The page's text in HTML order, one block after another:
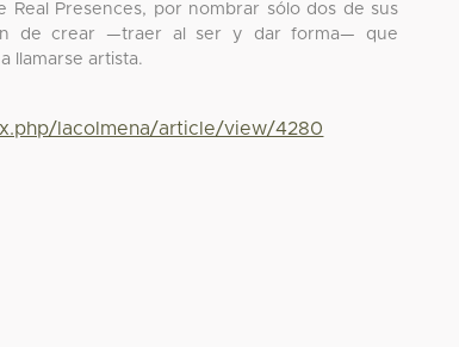
Real Presences, por nombrar sólo dos de sus
de crear —traer al ser y dar forma— que
llamarse artista.
lacolmena/article/view/4280